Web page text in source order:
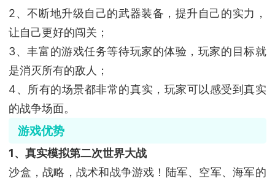
2、不断地升级自己的武器装备，提升自己的实力，
让自己更好的闯关；
3、丰富的游戏任务等待玩家的体验，玩家的目标就
是消灭所有的敌人；
4、所有的场景都非常的真实，玩家可以感受到真实
的战争场面。
游戏优势
1、真实模拟第二次世界大战
沙盒，战略，战术和战争游戏！陆军、空军、海军的